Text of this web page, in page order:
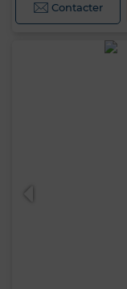
Contacter